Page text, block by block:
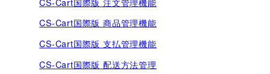
CS-Cart国際版 商品管理機能
CS-Cart国際版 支払管理機能
CS-Cart国際版 配送方法管理